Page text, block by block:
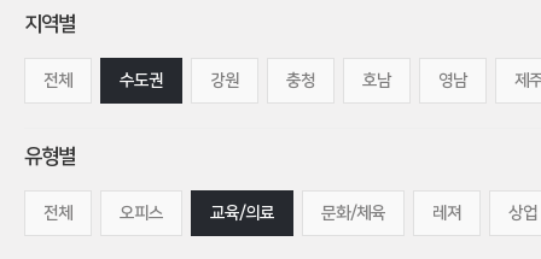
지역별
전체 수도권 강원 충청 호남 영남 제
유형별
전체 오피스 교육/의료 문화/체육 레져 상업